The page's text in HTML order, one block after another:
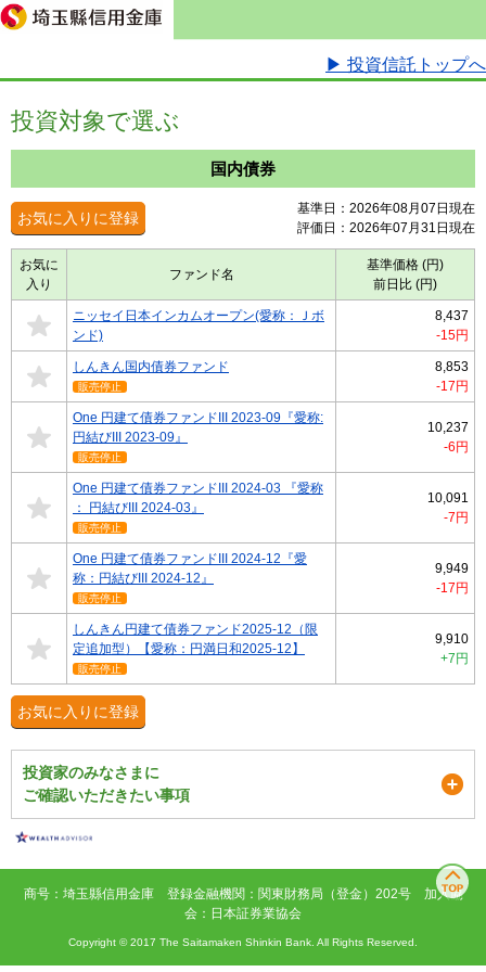
▶ 投資信託トップへ
投資対象で選ぶ
国内債券
お気に入りに登録
基準日：2026年08月07日現在
評価日：2026年07月31日現在
お気に
入り
ファンド名
基準価格 (円)
前日比 (円)
ニッセイ日本インカムオープン(愛称：Ｊボ
ンド)
8,437
-15円
しんきん国内債券ファンド
販売停止
8,853
-17円
One 円建て債券ファンドIII 2023-09『愛称:
円結びIII 2023-09』
販売停止
10,237
-6円
One 円建て債券ファンドIII 2024-03 『愛称
： 円結びIII 2024-03』
販売停止
10,091
-7円
One 円建て債券ファンドIII 2024-12『愛
称：円結びIII 2024-12』
販売停止
9,949
-17円
しんきん円建て債券ファンド2025-12（限
定追加型）【愛称：円満日和2025-12】
販売停止
9,910
+7円
お気に入りに登録
投資家のみなさまに
ご確認いただきたい事項
商号：埼玉縣信用金庫 登録金融機関：関東財務局（登金）202号 加入協
会：日本証券業協会
Copyright © 2017 The Saitamaken Shinkin Bank. All Rights Reserved.